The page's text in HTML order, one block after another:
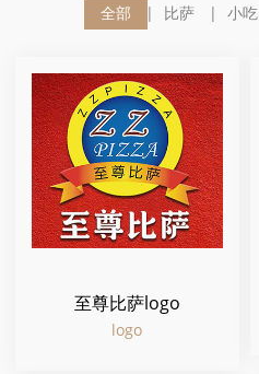
全部 比萨 小吃
至尊比萨logo
logo